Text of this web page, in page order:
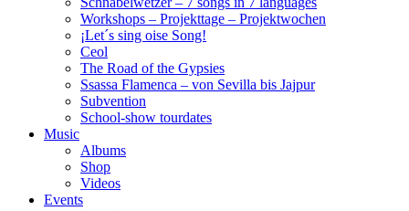
Workshops – Projekttage – Projektwochen
¡Let´s sing oise Song!
Ceol
The Road of the Gypsies
Ssassa Flamenca – von Sevilla bis Jajpur
Subvention
School-show tourdates
Music
Albums
Shop
Videos
Events